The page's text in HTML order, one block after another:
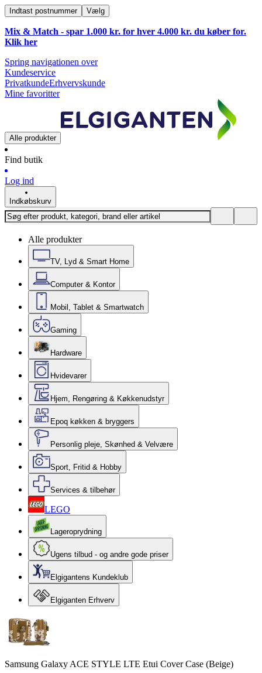
Indtast postnummer Vælg
Mix & Match - spar 1.000 kr. for hver 4.000 kr. du køber for.
Klik her
Spring navigationen over
Kundeservice
PrivatkundeErhvervskunde
Mine favoritter
Alle produkter
Find butik
Log ind
Indkøbskurv
Alle produkter
TV, Lyd & Smart Home
Computer & Kontor
Mobil, Tablet & Smartwatch
Gaming
Hardware
Hvidevarer
Hjem, Rengøring & Køkkenudstyr
Epoq køkken & bryggers
Personlig pleje, Skønhed & Velvære
Sport, Fritid & Hobby
Services & tilbehør
LEGO
Lageroprydning
Ugens tilbud - og andre gode priser
Elgigantens Kundeklub
Elgiganten Erhverv
Samsung Galaxy ACE STYLE LTE Etui Cover Case (Beige)